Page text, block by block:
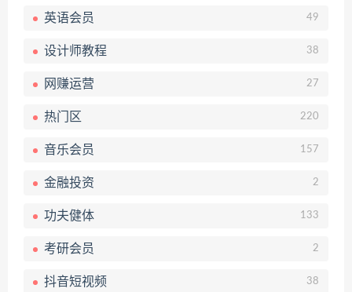
英语会员 49
设计师教程 38
网赚运营 27
热门区 220
音乐会员 157
金融投资 2
功夫健体 133
考研会员 2
抖音短视频 38